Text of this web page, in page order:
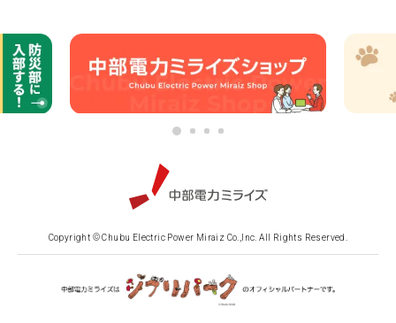
Copyright © Chubu Electric Power Miraiz Co.,Inc. All Rights Reserved.